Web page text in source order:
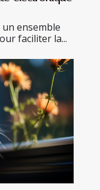
ensemble
faciliter la...